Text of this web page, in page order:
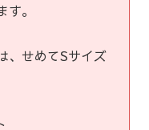
。
、せめてSサイズ